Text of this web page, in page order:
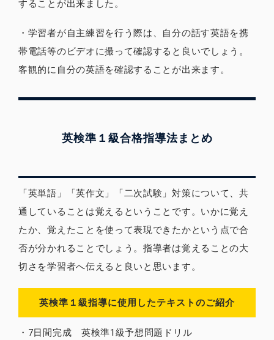
することが出来ました。
・学習者が自主練習を行う際は、自分の話す英語を携
帯電話等のビデオに撮って確認すると良いでしょう。
客観的に自分の英語を確認することが出来ます。
英検準１級合格指導法まとめ
「英単語」「英作文」「二次試験」対策について、共
通していることは覚えるということです。いかに覚え
たか、覚えたことを使って表現できたかという点で合
否が分かれることでしょう。指導者は覚えることの大
切さを学習者へ伝えると良いと思います。
英検準１級指導に使用したテキストのご紹介
・7日間完成 英検準1級予想問題ドリル